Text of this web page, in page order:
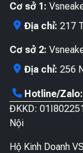
Cơ sở 1:
Địa chỉ: 217
Cơ sở 2:
Địa chỉ: 256
Hotline/Zalo:
ĐKKD:
Nội
Hộ Kinh Doanh